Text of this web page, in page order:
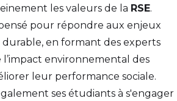
les valeurs de la RSE.
pour répondre aux enjeux
en formant des experts
environnemental des
leur performance sociale.
ses étudiants à s'engager